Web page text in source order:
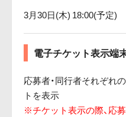
3月30日(木) 18:00(予定)
電子チケット表示端
応募者・同行者それぞれ
トを表示
※チケット表示の際、応